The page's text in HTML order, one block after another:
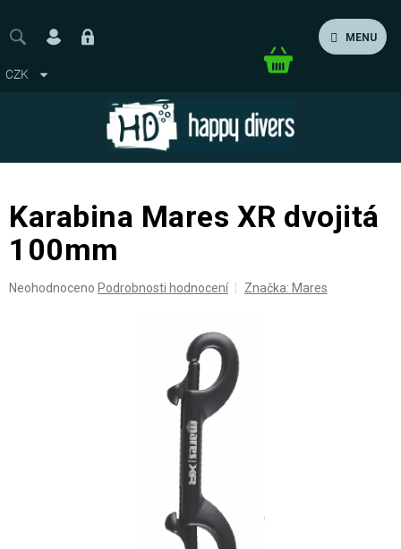
obsah
MENU
CZK
Nákupní
Karabina Mares XR dvojitá
100mm
Průměrné
Neohodnoceno Podrobnosti hodnocení Značka: Mares